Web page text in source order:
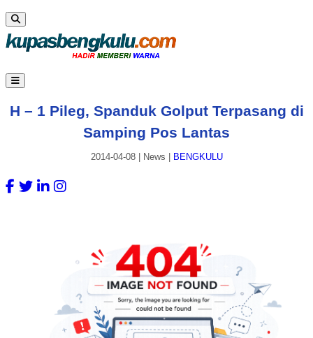
H – 1 Pileg, Spanduk Golput Terpasang di
Samping Pos Lantas
2014-04-08| News BENGKULU